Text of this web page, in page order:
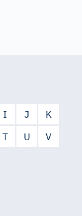
I J
K
T U
V